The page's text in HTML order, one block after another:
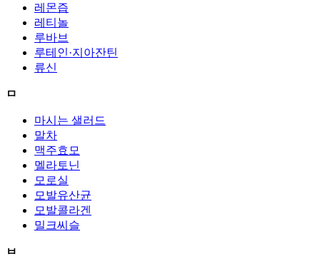
레몬즙
레티놀
루바브
루테인·지아잔틴
류신
ㅁ
마시는 샐러드
말차
맥주효모
멜라토닌
모로실
모발유산균
모발콜라겐
밀크씨슬
ㅂ